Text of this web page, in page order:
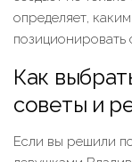
определяет,
позиционировать
Как
советы и
Если вы решили